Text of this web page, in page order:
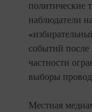
политические
наблюдатели
событий после
частности
выборы
Местная